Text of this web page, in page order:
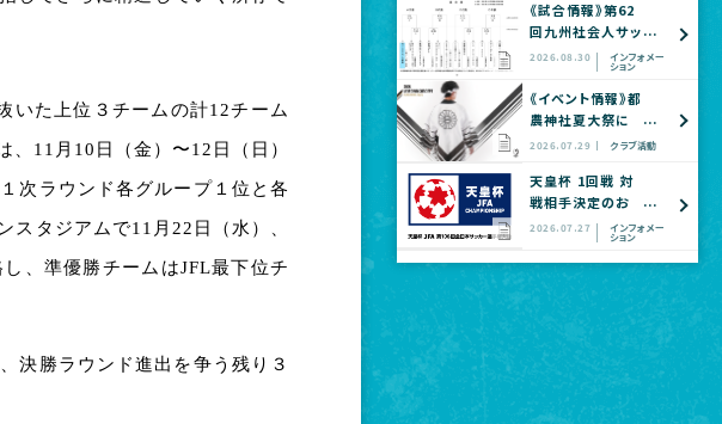
いた上位３チームの計12チーム
、11月10日（金）〜12日（日）
次ラウンド各グループ１位と各
スタジアムで11月22日（水）、
、準優勝チームはJFL最下位チ
決勝ラウンド進出を争う残り３
《試合情報》第62
回九州社会人サッ
カー選手権大会
全国大会予選
2026.08.30 インフォメー
ション
《イベント情報》都
農神社夏大祭に
てヴェロスクロノ
ズショップ出店の
お知らせ
2026.07.29 クラブ活動
天皇杯 1回戦 対
戦相手決定のお
知らせ
2026.07.27 インフォメー
ション